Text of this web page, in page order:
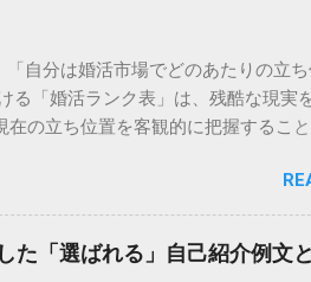
自分は婚活市場でどのあたりの立
る「婚活ランク表」は、残酷な現実
の立ち位置を客観的に把握するこ
ク表の仕組みや評価基準を詳しく
ップをご紹介します。 婚活ランク
などのスペックを数値化し、婚活市
のデータを元に語られることが多く
た「選ばれる」自己紹介例文